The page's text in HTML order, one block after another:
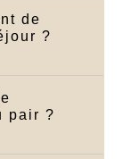
de
?
pair ?